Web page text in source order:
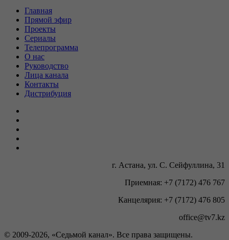
Главная
Прямой эфир
Проекты
Сериалы
Телепрограмма
О нас
Руководство
Лица канала
Контакты
Дистрибуция
г. Астана, ул. С. Сейфуллина, 31
Приемная: +7 (7172) 476 767
Канцелярия: +7 (7172) 476 805
office@tv7.kz
© 2009-2026, «Седьмой канал». Все права защищены.